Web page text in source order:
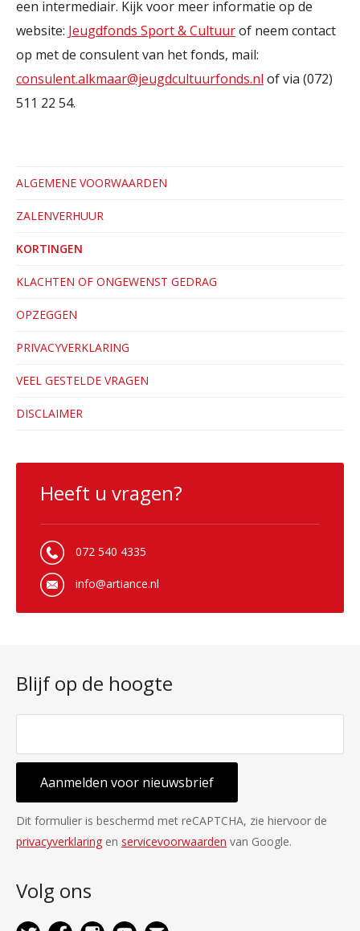
een intermediair. Kijk voor meer informatie op de
website: Jeugdfonds Sport & Cultuurof neem contact
op met de consulent van het fonds, mail:
consulent.alkmaar@jeugdcultuurfonds.nl of via (072)
511 22 54.
ALGEMENE VOORWAARDEN
ZALENVERHUUR
KORTINGEN
KLACHTEN OF ONGEWENST GEDRAG
OPZEGGEN
PRIVACYVERKLARING
VEEL GESTELDE VRAGEN
DISCLAIMER
Heeft u vragen?
072 540 4335
info@artiance.nl
Blijf op de hoogte
Aanmelden voor nieuwsbrief
Dit formulier is beschermd met reCAPTCHA, zie hiervoor de
privacyverklaring en servicevoorwaarden van Google.
Volg ons